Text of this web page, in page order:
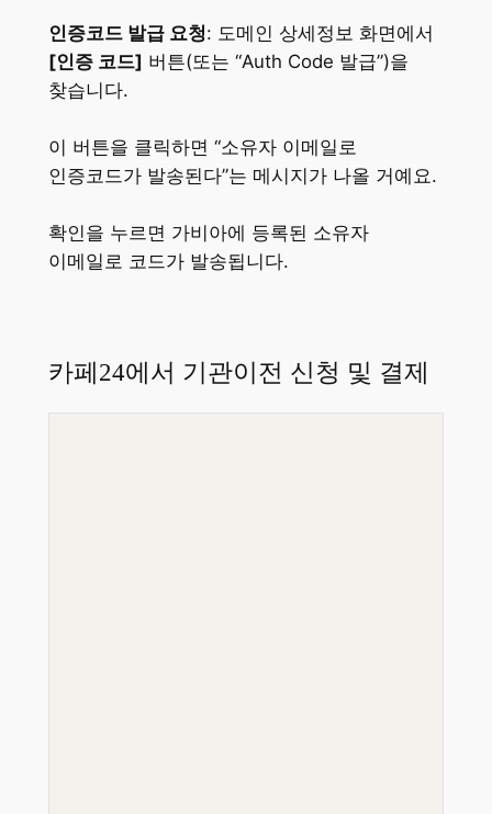
인증코드 발급 요청: 도메인 상세정보 화면에서
[인증 코드] 버튼(또는 “Auth Code 발급”)을
찾습니다.
이 버튼을 클릭하면 “소유자 이메일로
인증코드가 발송된다”는 메시지가 나올 거예요​.
확인을 누르면 가비아에 등록된 소유자
이메일로 코드가 발송됩니다.
카페24에서 기관이전 신청 및 결제